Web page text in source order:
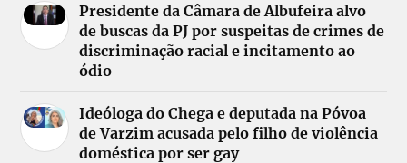
Presidente da Câmara de Albufeira alvo
de buscas da PJ por suspeitas de crimes de
discriminação racial e incitamento ao
ódio
Ideóloga do Chega e deputada na Póvoa
de Varzim acusada pelo filho de violência
doméstica por ser gay